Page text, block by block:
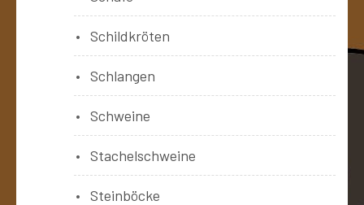
Schildkröten
Schlangen
Schweine
Stachelschweine
Steinböcke